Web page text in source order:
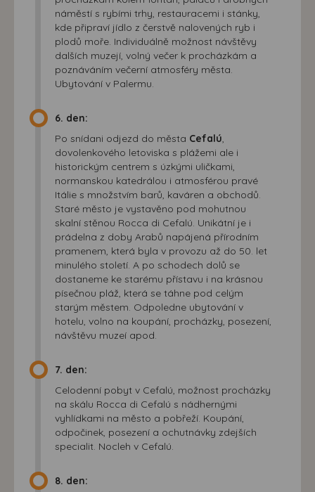
náměstí s rybími trhy, restauracemi i stánky,
kde připraví jídlo z čerstvě nalovených ryb i
plodů moře. Individuálně možnost návštěvy
dalších muzejí, volný večer k procházkám a
poznáváním večerní atmosféry města.
Ubytování v Palermu.
6. den:
Po snídani odjezd do města Cefalú
dovolenkového letoviska s plážemi ale i
historickým centrem s úzkými uličkami,
normanskou katedrálou i atmosférou pravé
Itálie s množstvím barů, kaváren a obchodů.
Staré město je vystavěno pod mohutnou
skalní stěnou Rocca di Cefalú. Unikátní je i
prádelna z doby Arabů napájená přírodním
pramenem, která byla v provozu až do 50. let
minulého století. A po schodech dolů se
dostaneme ke starému přístavu i na krásnou
písečnou pláž, která se táhne pod celým
starým městem. Odpoledne ubytování v
hotelu, volno na koupání, procházky, posezení,
návštěvu muzeí apod.
7. den:
Celodenní pobyt v Cefalú, možnost procházky
na skálu Rocca di Cefalú s nádhernými
vyhlídkami na město a pobřeží. Koupání,
odpočinek, posezení a ochutnávky zdejších
specialit. Nocleh v Cefalú.
8. den: